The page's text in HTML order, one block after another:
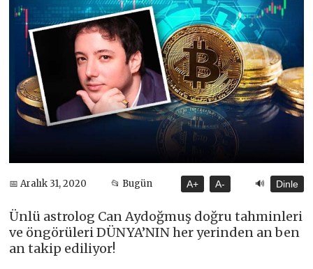
📅 Aralık 31, 2020 📂 Bugün A+ A- 🔊 Dinle
Ünlü astrolog Can Aydoğmuş doğru tahminleri
ve öngörüleri DÜNYA’NIN her yerinden an ben
an takip ediliyor!